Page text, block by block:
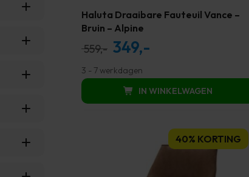
Haluta Draaibare Fauteuil Vance –
Bruin – Alpine
559,- Oorspronkelijke
was:
559,00.
349,-
is:
349,00.
3 - 7 werkdagen
IN WINKELWAGEN
40% KORTING